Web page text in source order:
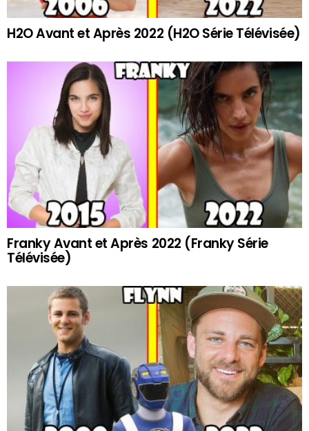
H2O Avant et Après 2022 (H2O Série Télévisée)
Franky Avant et Après 2022 (Franky Série
Télévisée)